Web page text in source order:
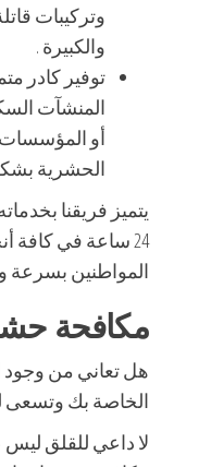
وتركيبات
والكبيرة .
توفير كادر
المنشآت
أو المؤسسات
الحشرية
يتميز فريقنا
24 ساعة في كافة
المواطنين بسرعة
مكافحة
هل تعاني من وجود
الخاصة بك وتسعى
لا داعي للقلق ليس